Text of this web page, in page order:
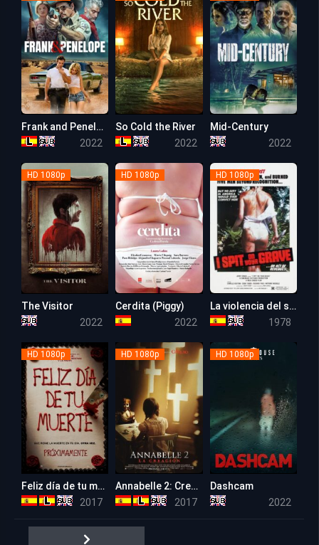
Frank and Penelope
2022
So Cold the River
2022
Mid-Century
2022
HD 1080p
The Visitor
2022
HD 1080p
Cerdita (Piggy)
2022
HD 1080p
La violencia del sexo (Escupiré Sobre tu tumba)
1978
HD 1080p
Feliz día de tu muerte (Happy Death Day)
2017
HD 1080p
Annabelle 2: Creation
2017
HD 1080p
Dashcam
2022